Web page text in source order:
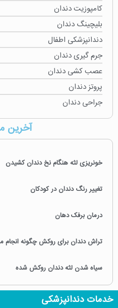
کامپوزیت دندان
بلیچینگ دندان
دندانپزشکی اطفال
جرم گیری دندان
عصب کشی دندان
پروتز دندان
جراحی دندان
آخرین
خونریزی لثه هنگام نخ دندان کشیدن
تغییر رنگ دندان در کودکان
درمان برفک دهان
تراش دندان برای روکش چگونه انجام
سیاه شدن لثه دندان روکش شده
خدمات دندانپزشکی